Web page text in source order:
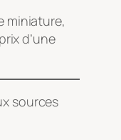
miniature,
d’une
sources